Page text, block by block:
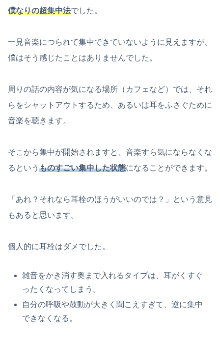
僕なりの超集中法でした。
一見音楽につられて集中できていないように見えますが、
僕はそう感じたことはありませんでした。
周りの話の内容が気になる場所（カフェなど）では、それ
らをシャットアウトするため、あるいは耳をふさぐために
音楽を聴きます。
そこから集中が開始されますと、音楽すら気にならなくな
るという ものすごい集中した状態になることができます。
「あれ？それなら耳栓のほうがいいのでは？」という意見
もあると思います。
個人的に耳栓はダメでした。
雑音をかき消す奥まで入れるタイプは、耳がくすぐ
ったくなってしまう。
自分の呼吸や鼓動が大きく聞こえすぎて、逆に集中
できなくなる。